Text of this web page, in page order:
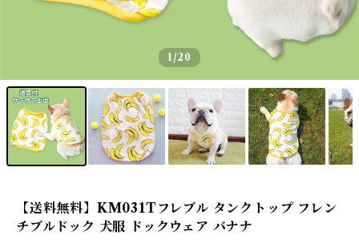
1/20
【送料無料】KM031Tフレブル タンクトップ フレン
チブルドック 犬服 ドックウェア バナナ